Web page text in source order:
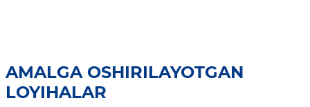
AMALGA OSHIRILAYOTGAN
LOYIHALAR